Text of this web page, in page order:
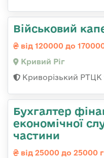
Військовий
від 120000 до
Кривий Ріг
Криворізький РТЦК
Бухгалтер
економічної
частини
від 25000 до 25000